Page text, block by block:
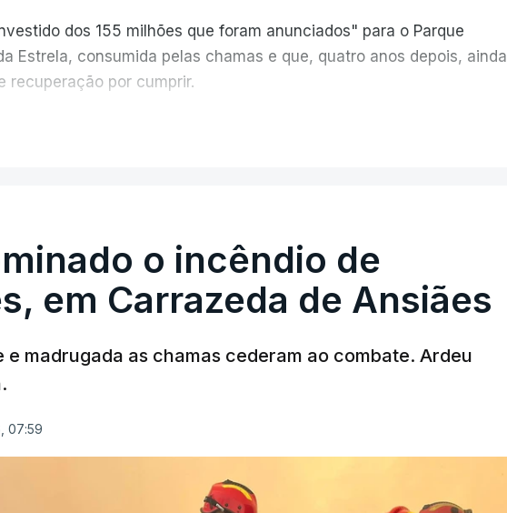
dos 155 milhões que foram anunciados" para o Parque
Estrela, consumida pelas chamas e que, quatro anos depois, ainda
recuperação por cumprir.
MEDIA ELEMENT
o incêndio de
em Carrazeda de Ansiães
e madrugada as chamas cederam ao combate. Ardeu
07:59